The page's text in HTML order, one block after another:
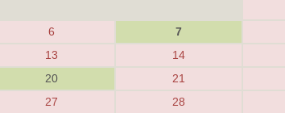
6 7
13 14
20 21
27 28